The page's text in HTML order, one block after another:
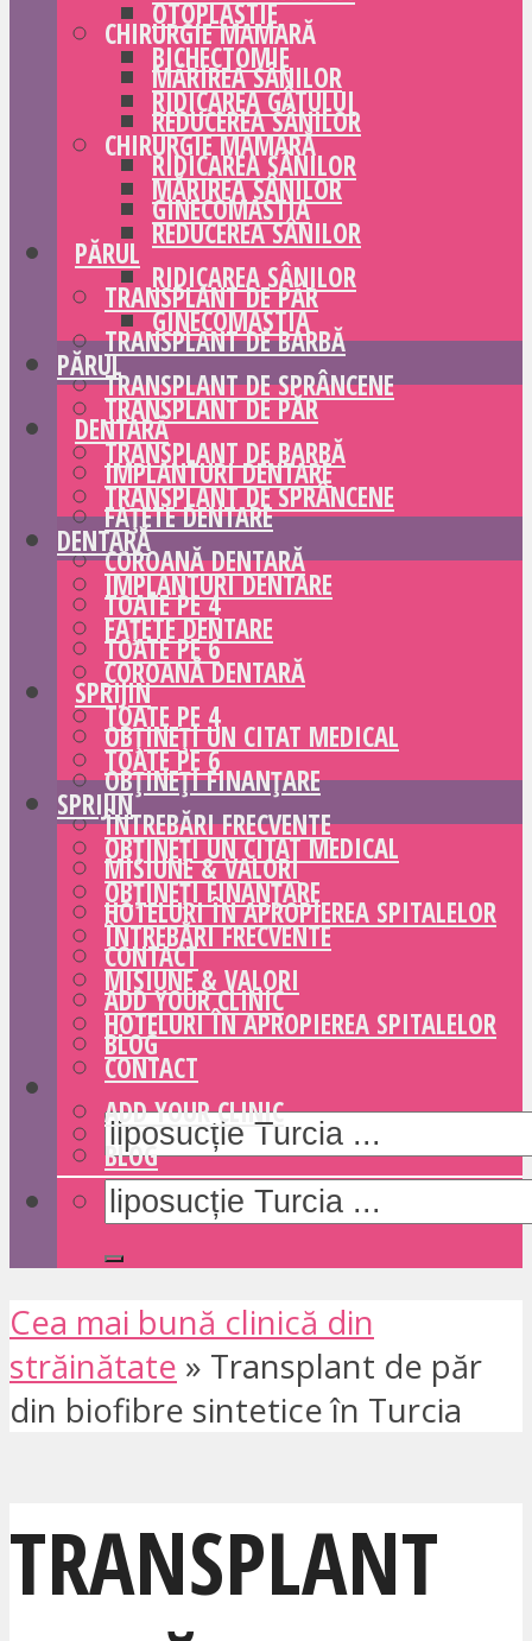
CHIRURGIE MAMARĂ
MĂRIREA SÂNILOR
REDUCEREA SÂNILOR
RIDICAREA SÂNILOR
GINECOMASTIA
PĂRUL
TRANSPLANT DE PĂR
TRANSPLANT DE BARBĂ
TRANSPLANT DE SPRÂNCENE
DENTARĂ
IMPLANTURI DENTARE
FAȚETE DENTARE
COROANĂ DENTARĂ
TOATE PE 4
TOATE PE 6
SPRIJIN
OBȚINEȚI UN CITAT MEDICAL
OBȚINEȚI FINANȚARE
ÎNTREBĂRI FRECVENTE
MISIUNE & VALORI
HOTELURI ÎN APROPIEREA SPITALELOR
CONTACT
ADD YOUR CLINIC
BLOG
OTOPLASTIE
BICHECTOMIE
RIDICAREA GÂTULUI
CHIRURGIE MAMARĂ
MĂRIREA SÂNILOR
REDUCEREA SÂNILOR
RIDICAREA SÂNILOR
GINECOMASTIA
PĂRUL
TRANSPLANT DE PĂR
TRANSPLANT DE BARBĂ
TRANSPLANT DE SPRÂNCENE
DENTARĂ
IMPLANTURI DENTARE
FAȚETE DENTARE
COROANĂ DENTARĂ
TOATE PE 4
TOATE PE 6
SPRIJIN
OBȚINEȚI UN CITAT MEDICAL
OBȚINEȚI FINANȚARE
ÎNTREBĂRI FRECVENTE
MISIUNE & VALORI
HOTELURI ÎN APROPIEREA SPITALELOR
CONTACT
ADD YOUR CLINIC
BLOG
Cea mai bună clinică din
străinătate » Transplant de păr
din biofibre sintetice în Turcia
TRANSPLANT